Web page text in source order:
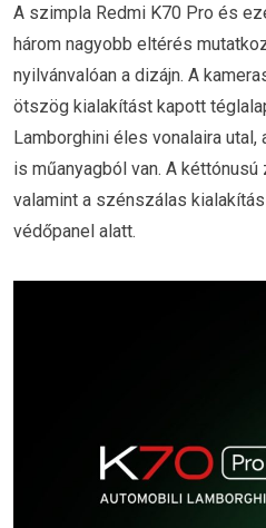
A szimpla Redmi K70 Pro és
három nagyobb eltérés
nyilvánvalóan a dizájn. A
ötszög kialakítást kapott
Lamborghini éles vonalaira
is műanyagból van. A
valamint a szénszálas
védőpanel alatt.